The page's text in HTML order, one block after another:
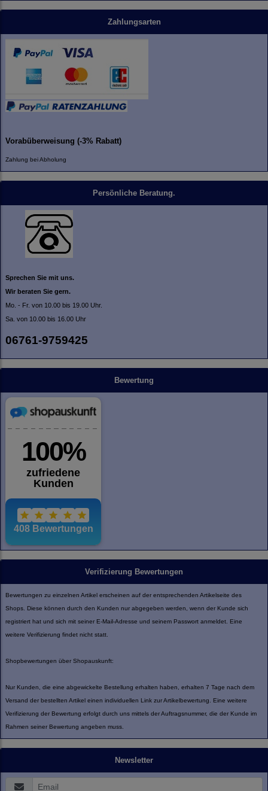
Zahlungsarten
Vorabüberweisung (-3% Rabatt)
Zahlung bei Abholung
Persönliche Beratung.
Sprechen Sie mit uns.
Wir beraten Sie gern.
Mo. - Fr. von 10.00 bis 19.00 Uhr.
Sa. von 10.00 bis 16.00 Uhr
06761-9759425
Bewertung
Verifizierung Bewertungen
Bewertungen zu einzelnen Artikel erscheinen auf der entsprechenden Artikelseite des
Shops. Diese können durch den Kunden nur abgegeben werden, wenn der Kunde sich
registriert hat und sich mit seiner E-Mail-Adresse und seinem Passwort anmeldet. Eine
weitere Verifizierung findet nicht statt.
Shopbewertungen über Shopauskunft:
Nur Kunden, die eine abgewickelte Bestellung erhalten haben, erhalten 7 Tage nach dem
Versand der bestellten Artikel einen individuellen Link zur Artikelbewertung. Eine weitere
Verifizierung der Bewertung erfolgt durch uns mittels der Auftragsnummer, die der Kunde im
Rahmen seiner Bewertung angeben muss.
Newsletter